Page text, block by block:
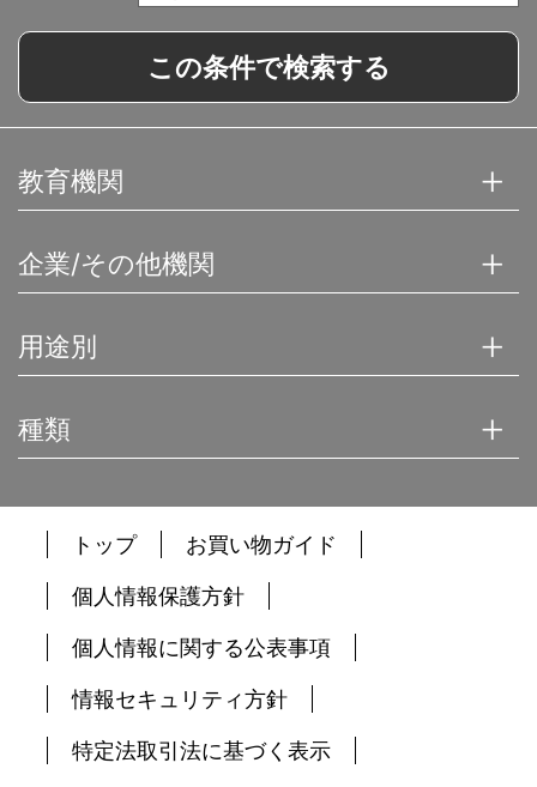
この条件で検索する
教育機関
企業/その他機関
用途別
種類
トップ お買い物ガイド
個人情報保護方針
個人情報に関する公表事項
情報セキュリティ方針
特定法取引法に基づく表示